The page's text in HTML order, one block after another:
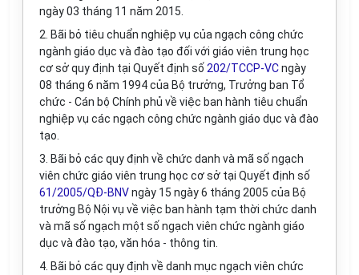
ngày 03 tháng 11 năm 2015.
2. Bãi bỏ tiêu chuẩn nghiệp vụ của ngạch công chức
ngành giáo dục và đào tạo đối với giáo viên trung học
cơ sở quy định tại Quyết định số 202/TCCP-VCngày
08 tháng 6 năm 1994 của Bộ trưởng, Trưởng ban Tổ
chức - Cán bộ Chính phủ về việc ban hành tiêu chuẩn
nghiệp vụ các ngạch công chức ngành giáo dục và đào
tạo.
3. Bãi bỏ các quy định về chức danh và mã số ngạch
viên chức giáo viên trung học cơ sở tại Quyết định số
61/2005/QĐ-BNVngày 15 ngày 6 tháng 2005 của Bộ
trưởng Bộ Nội vụ về việc ban hành tạm thời chức danh
và mã số ngạch một số ngạch viên chức ngành giáo
dục và đào tạo, văn hóa - thông tin.
4. Bãi bỏ các quy định về danh mục ngạch viên chức